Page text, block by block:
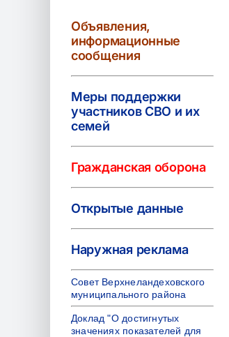
Объявления,
информационные
сообщения
Меры поддержки
участников СВО и их
семей
Гражданская оборона
Открытые данные
Наружная реклама
Совет Верхнеландеховского
муниципального района
Доклад "О достигнутых
значениях показателей для